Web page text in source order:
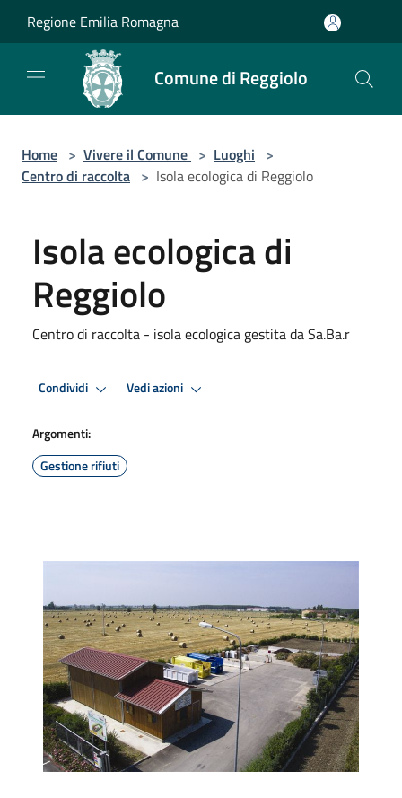
Regione Emilia Romagna
Comune di Reggiolo
Home > Vivere il Comune > Luoghi >
Centro di raccolta > Isola ecologica di Reggiolo
Isola ecologica di
Reggiolo
Centro di raccolta - isola ecologica gestita da Sa.Ba.r
Condividi Vedi azioni
Argomenti:
Gestione rifiuti